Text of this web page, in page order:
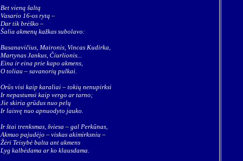
Bet vieną šaltą
Vasario 16-os rytą –
Dar tik brėško –
Šalia akmenų kažkas subolavo:
Basanavičius, Maironis, Vincas Kudirka,
Martynas Jankus, Čiurlionis...
Eina ir eina prie kapo akmens,
O toliau – savanorių pulkai.
Orūs visi kaip karaliai – tokių nenupirksi
Ir nepastumsi kaip vergo ar tarno;
Jie skiria grūdus nuo pelų
Ir laisvę nuo apnuodyto jauko.
Ir štai trenksmas, šviesa – gal Perkūnas,
Akmuo pajudėjo – viskas akimirksniu –
Žėri Teisybė balta ant akmens
Lyg kalbėdama ar ko klausdama.